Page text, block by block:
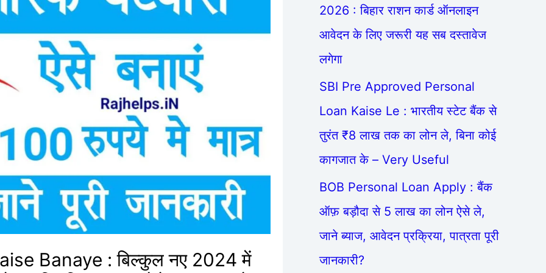
Banaye : बिल्कुल नए 2024 में
2026 : बिहार राशन कार्ड ऑनलाइन
आवेदन के लिए जरूरी यह सब दस्तावेज
लगेगा
SBI Pre Approved Personal
Loan Kaise Le : भारतीय स्टेट बैंक से
तुरंत ₹8 लाख तक का लोन ले, बिना कोई
कागजात के – Very Useful
BOB Personal Loan Apply : बैंक
ऑफ़ बड़ौदा से 5 लाख का लोन ऐसे ले,
जाने ब्याज, आवेदन प्रक्रिया, पात्रता पूरी
जानकारी?